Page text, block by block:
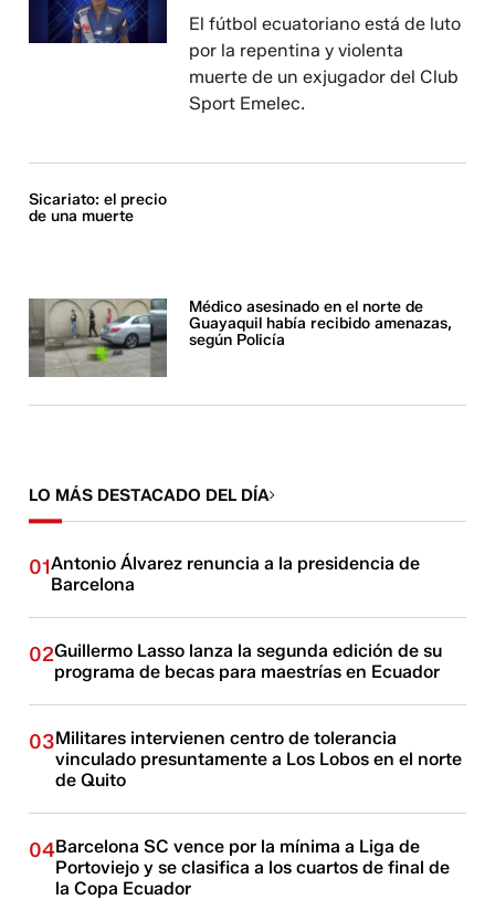
El fútbol ecuatoriano está de luto
por la repentina y violenta
muerte de un exjugador del Club
Sport Emelec.
Sicariato: el precio
de una muerte
Médico asesinado en el norte de
Guayaquil había recibido amenazas,
según Policía
LO MÁS DESTACADO DEL DÍA
01Antonio Álvarez renuncia a la presidencia de
Barcelona
02Guillermo Lasso lanza la segunda edición de su
programa de becas para maestrías en Ecuador
03Militares intervienen centro de tolerancia
vinculado presuntamente a Los Lobos en el norte
de Quito
04Barcelona SC vence por la mínima a Liga de
Portoviejo y se clasifica a los cuartos de final de
la Copa Ecuador